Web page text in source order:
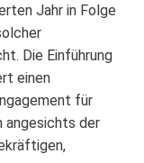
Jahr in Folge
Die Einführung
einen
für
angesichts der